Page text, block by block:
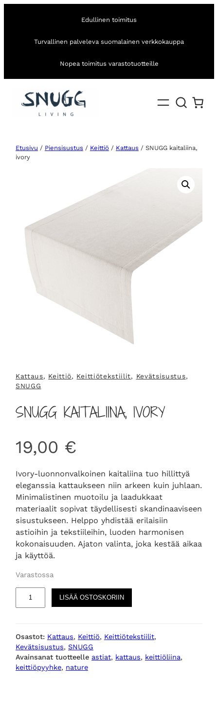
Edullinen toimitus
Turvallinen palveleva suomalainen verkkokauppa
Nopea toimitus varastotuotteille
Etusivu / Piensisustus / Keittiö / Kattaus / SNUGG kaitaliina,
ivory
Kattaus, Keittiö, Keittiötekstiilit, Kevätsisustus
SNUGG
SNUGG KAITALIINA, IVORY
19,00 €
Ivory-luonnonvalkoinen kaitaliina tuo hillittyä
eleganssia kattaukseen niin arkeen kuin juhlaan.
Minimalistinen muotoilu ja laadukkaat
materiaalit sopivat täydellisesti skandinaaviseen
sisustukseen. Helppo yhdistää erilaisiin
astioihin ja tekstiileihin, luoden harmonisen
kokonaisuuden. Ajaton valinta, joka kestää aikaa
ja käyttöä.
Varastossa
G
k
a
LISÄÄ OSTOSKORIIN
Osastot: Kattaus, Keittiö, Keittiötekstiilit
Kevätsisustus, SNUGG
Avainsanat tuotteelle astiat, kattaus, keittiöliina
keittiöpyyhke, nature